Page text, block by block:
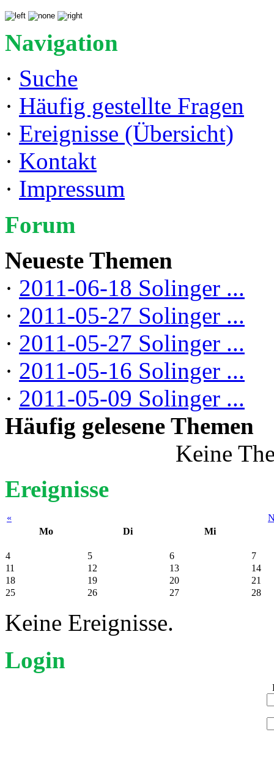
Navigation
· Suche
· Häufig gestellte Fragen
· Ereignisse (Übersicht)
· Kontakt
· Impressum
Forum
Neueste Themen
· 2011-06-18 Solinger ...
· 2011-05-27 Solinger ...
· 2011-05-27 Solinger ...
· 2011-05-16 Solinger ...
· 2011-05-09 Solinger ...
Häufig gelesene Themen
Keine
Ereignisse
«
Mo
Di Mi
4 5 6
7
11
12 13
14
18
19 20
21
25
26 27 28
Keine Ereignisse.
Login